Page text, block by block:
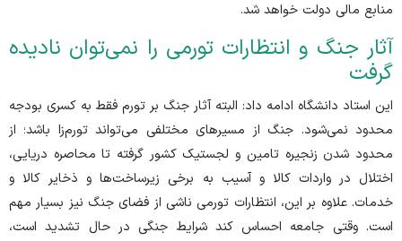
منابع مالی دولت خواهد شد.
آثار جنگ و انتظارات تورمی را نمی‌توان نادیده
گرفت
این استاد دانشگاه ادامه داد: البته آثار جنگ بر تورم فقط به کسری بودجه
محدود نمی‌شود. جنگ از مسیر‌های مختلفی می‌تواند تورم‌زا باشد؛ از
محدود شدن زنجیره تامین و لجستیک کشور گرفته تا محاصره دریایی،
اختلال در واردات کالا و آسیب به برخی زیرساخت‌ها و ذخایر کالا و
خدمات. علاوه بر این، انتظارات تورمی ناشی از فضای جنگ نیز بسیار مهم
است. وقتی جامعه احساس کند شرایط جنگی در حال تشدید است،